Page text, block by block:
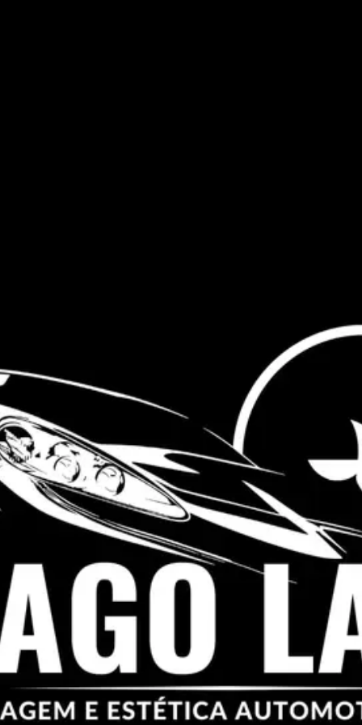
Chame no WhatsApp
O que fazemos?
LagoLav Estética Automotiva é a melhor opção para quem busca
serviços de alta qualidade para o seu veículo.
LagoLav Estética Automotiva - A melhor opção para o seu
veículo!
Localizada em uma área de fácil acesso, a LagoLav Estética
Automotiva é a melhor opção para quem busca serviços de alta
qualidade para o seu veículo. Nossa equipe experiente e treinada